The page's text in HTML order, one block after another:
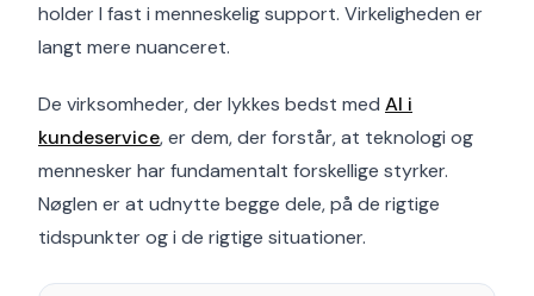
holder I fast i menneskelig support. Virkeligheden er
langt mere nuanceret.
De virksomheder, der lykkes bedst med AI i
kundeservice, er dem, der forstår, at teknologi og
mennesker har fundamentalt forskellige styrker.
Nøglen er at udnytte begge dele, på de rigtige
tidspunkter og i de rigtige situationer.